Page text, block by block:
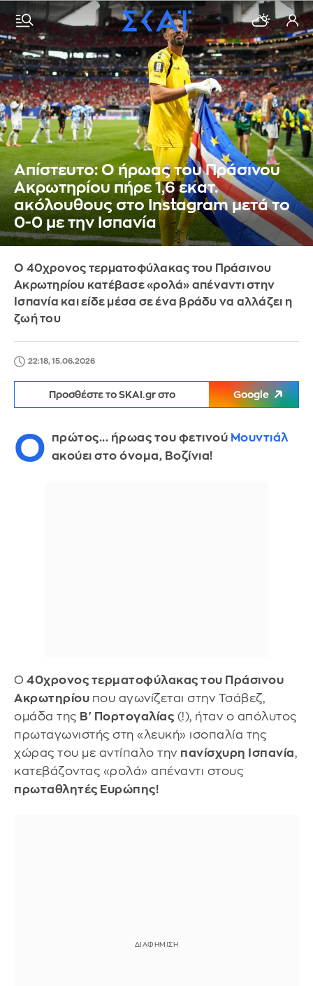
Απίστευτο: Ο ήρωας του Πράσινου
Ακρωτηρίου πήρε 1,6 εκατ.
ακόλουθους στο Instagram μετά το
0-0 με την Ισπανία
Ο 40χρονος τερματοφύλακας του Πράσινου
Ακρωτηρίου κατέβασε «ρολά» απέναντι στην
Ισπανία και είδε μέσα σε ένα βράδυ να αλλάζει η
ζωή του
22:18, 15.06.2026
Προσθέστε το SKAI.gr στο Google
Ο πρώτος... ήρωας του φετινού Μουντιάλ
ακούει στο όνομα, Βοζίνια!
Ο 40χρονος τερματοφύλακας του Πράσινου
Ακρωτηρίου που αγωνίζεται στην Τσάβεζ,
ομάδα της Β' Πορτογαλίας (!), ήταν ο απόλυτος
πρωταγωνιστής στη «λευκή» ισοπαλία της
χώρας του με αντίπαλο την πανίσχυρη Ισπανία,
κατεβάζοντας «ρολά» απέναντι στους
πρωταθλητές Ευρώπης!